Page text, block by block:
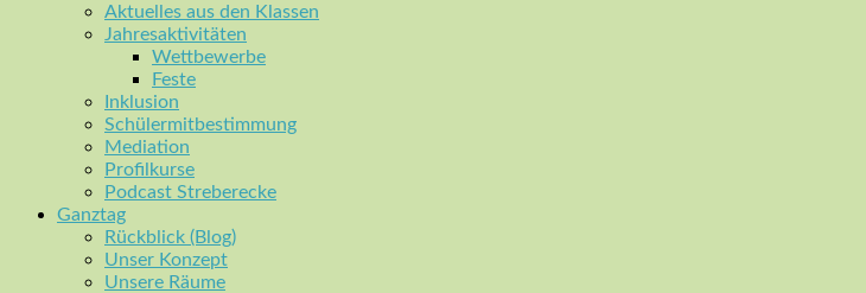
Aktuelles aus den Klassen
Jahresaktivitäten
Wettbewerbe
Feste
Inklusion
Schülermitbestimmung
Mediation
Profilkurse
Podcast Streberecke
Ganztag
Rückblick (Blog)
Unser Konzept
Unsere Räume